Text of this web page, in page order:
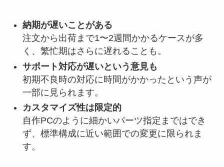
納期が遅いことがある
注文から出荷まで1〜2週間かかるケースが多
く、繁忙期はさらに遅れることも。
サポート対応が遅いという意見も
初期不良時の対応に時間がかかったという声が
一部に見られます。
カスタマイズ性は限定的
自作PCのように細かいパーツ指定まではでき
ず、標準構成に近い範囲での変更に限られま
す。